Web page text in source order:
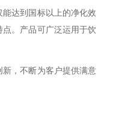
达到国标以上的净化效
。产品可广泛运用于饮
，不断为客户提供满意